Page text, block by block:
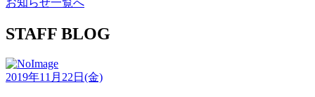
STAFF BLOG
2019年11月22日(金)